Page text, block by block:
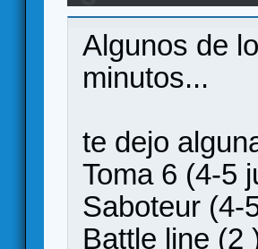
Algunos de
minutos...
te dejo
Toma 6 (4-5
Saboteur (4-
Battle line (2